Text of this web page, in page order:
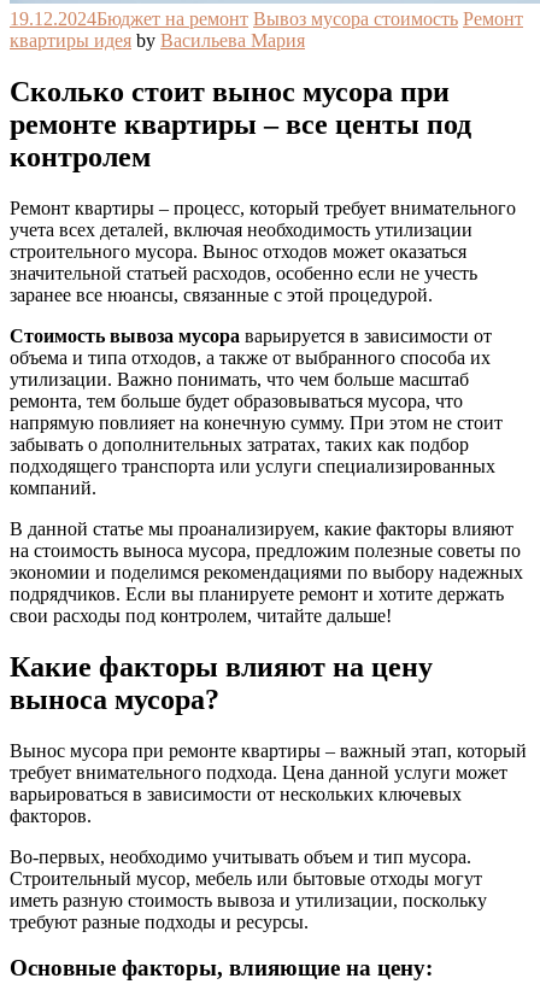
19.12.2024Бюджет на ремонт Вывоз мусора стоимость Ремонт
квартиры идея by Васильева Мария
Сколько стоит вынос мусора при
ремонте квартиры – все центы под
контролем
Ремонт квартиры – процесс, который требует внимательного
учета всех деталей, включая необходимость утилизации
строительного мусора. Вынос отходов может оказаться
значительной статьей расходов, особенно если не учесть
заранее все нюансы, связанные с этой процедурой.
Стоимость вывоза мусора варьируется в зависимости от
объема и типа отходов, а также от выбранного способа их
утилизации. Важно понимать, что чем больше масштаб
ремонта, тем больше будет образовываться мусора, что
напрямую повлияет на конечную сумму. При этом не стоит
забывать о дополнительных затратах, таких как подбор
подходящего транспорта или услуги специализированных
компаний.
В данной статье мы проанализируем, какие факторы влияют
на стоимость выноса мусора, предложим полезные советы по
экономии и поделимся рекомендациями по выбору надежных
подрядчиков. Если вы планируете ремонт и хотите держать
свои расходы под контролем, читайте дальше!
Какие факторы влияют на цену
выноса мусора?
Вынос мусора при ремонте квартиры – важный этап, который
требует внимательного подхода. Цена данной услуги может
варьироваться в зависимости от нескольких ключевых
факторов.
Во-первых, необходимо учитывать объем и тип мусора.
Строительный мусор, мебель или бытовые отходы могут
иметь разную стоимость вывоза и утилизации, поскольку
требуют разные подходы и ресурсы.
Основные факторы, влияющие на цену: